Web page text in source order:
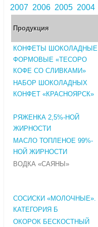
2007 2006 2005 2004
Продукция
КОНФЕТЫ ШОКОЛАДНЫЕ
ФОРМОВЫЕ «ТЕСОРО
КОФЕ СО СЛИВКАМИ»
НАБОР ШОКОЛАДНЫХ
КОНФЕТ «КРАСНОЯРСК»
РЯЖЕНКА 2,5%-НОЙ
ЖИРНОСТИ
МАСЛО ТОПЛЕНОЕ 99%-
НОЙ ЖИРНОСТИ
ВОДКА «САЯНЫ»
СОСИСКИ «МОЛОЧНЫЕ».
КАТЕГОРИЯ Б
ОКОРОК БЕСКОСТНЫЙ